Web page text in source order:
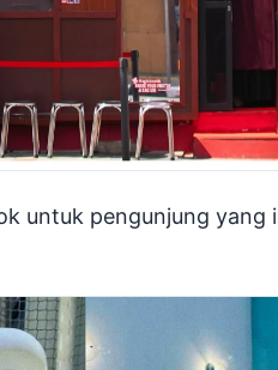
untuk pengunjung yang